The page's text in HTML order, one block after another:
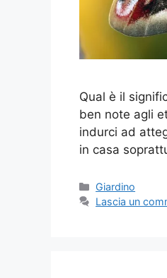
Qual è il
ben note agli
indurci ad
in casa
Categorie
Giardino
Lascia un